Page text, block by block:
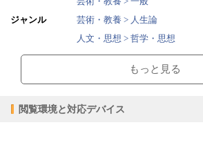
ジャンル
芸術・教養 > 人生論
人文・思想 > 哲学・思想
販売開始日
2024/12/12
【販売形態】
もっと見る
閲覧環境と対応デバイス